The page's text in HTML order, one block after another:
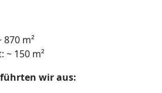
m²
~ 150 m²
wir aus: